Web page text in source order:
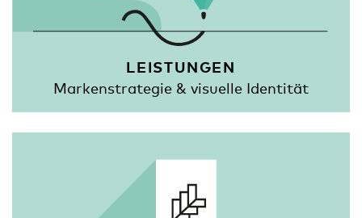
LEISTUNGEN
Markenstrategie & visuelle Identität